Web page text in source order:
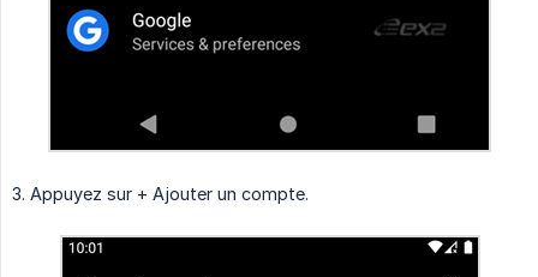
3. Appuyez sur + Ajouter un compte.